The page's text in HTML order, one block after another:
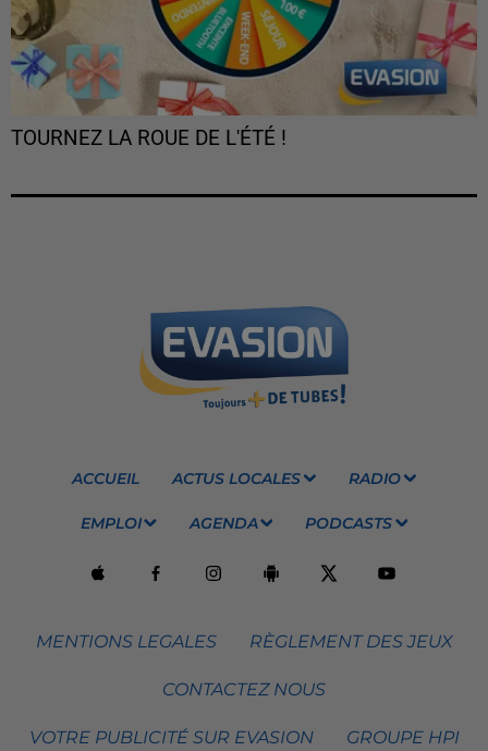
TOURNEZ LA ROUE DE L'ÉTÉ !
ACCUEIL ACTUS LOCALES RADIO
EMPLOI AGENDA PODCASTS
MENTIONS LEGALES RÈGLEMENT DES JEUX
CONTACTEZ NOUS
VOTRE PUBLICITÉ SUR EVASION GROUPE HPI